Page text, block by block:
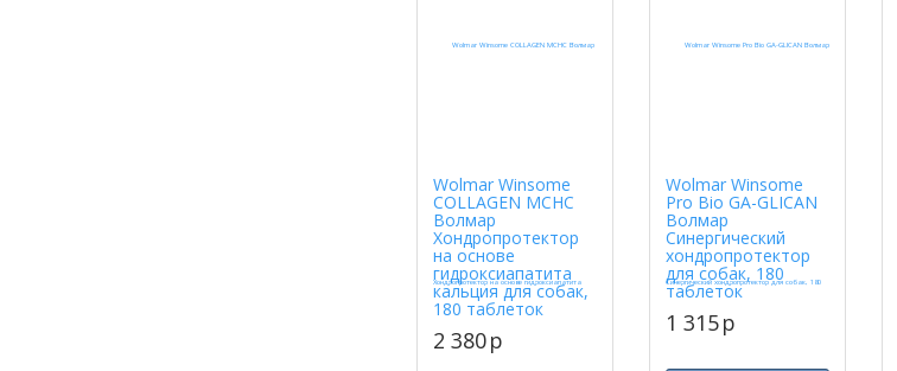
Wolmar Winsome
COLLAGEN MCHC
Волмар
Хондропротектор
на основе
гидроксиапатита
кальция для собак,
180 таблеток
2 380p
Wolmar Winsome
Pro Bio GA-GLICAN
Волмар
Синергический
хондропротектор
для собак, 180
таблеток
1 315p